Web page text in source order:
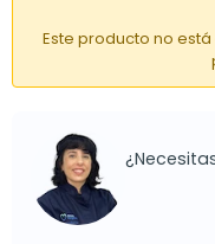
Este producto no